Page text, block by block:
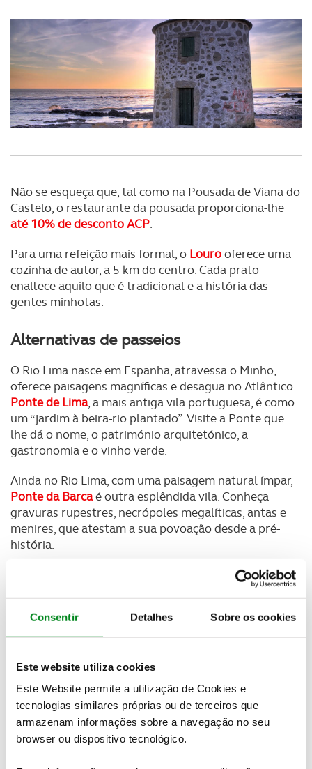
Consentir Detalhes Sobre os cookies
Este website utiliza cookies
Este Website permite a utilização de Cookies e
tecnologias similares próprias ou de terceiros que
armazenam informações sobre a navegação no seu
browser ou dispositivo tecnológico.
Não se esqueça que, tal como na Pousada de Viana do
Castelo, o restaurante da pousada proporciona-lhe
até 10% de desconto ACP.
Para uma refeição mais formal, o Lourooferece uma
cozinha de autor, a 5 km do centro. Cada prato
enaltece aquilo que é tradicional e a história das
gentes minhotas.
Alternativas de passeios
O Rio Lima nasce em Espanha, atravessa o Minho,
oferece paisagens magníficas e desagua no Atlântico.
Ponte de Lima, a mais antiga vila portuguesa, é como
um “jardim à beira-rio plantado”. Visite a Ponte que
lhe dá o nome, o património arquitetónico, a
gastronomia e o vinho verde.
Ainda no Rio Lima, com uma paisagem natural ímpar,
Ponte da Barcaé outra esplêndida vila. Conheça
gravuras rupestres, necrópoles megalíticas, antas e
menires, que atestam a sua povoação desde a pré-
história.
é outra encantadora vila raiana
banhada pelo rio Vez, principal afluente do Lima. A
Nacional Peneda Gerês.
Castelo e Valença na direção norte.
aldeia que oferece uma das praias mais bonitas da
Região Norte. Dirija-se depois a Caminha, na foz do rio
Minho e na fronteira com Espanha. Visite oMiradouro
Sino de Mouros
, de onde terá uma vista espetacular
sobre a Praia do Moledo.